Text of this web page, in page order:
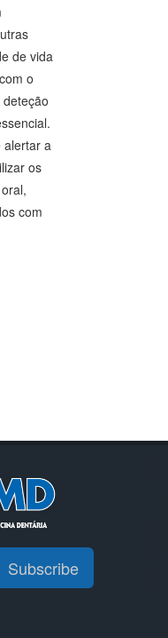
de vida
o
alertar a
os
com
Subscribe